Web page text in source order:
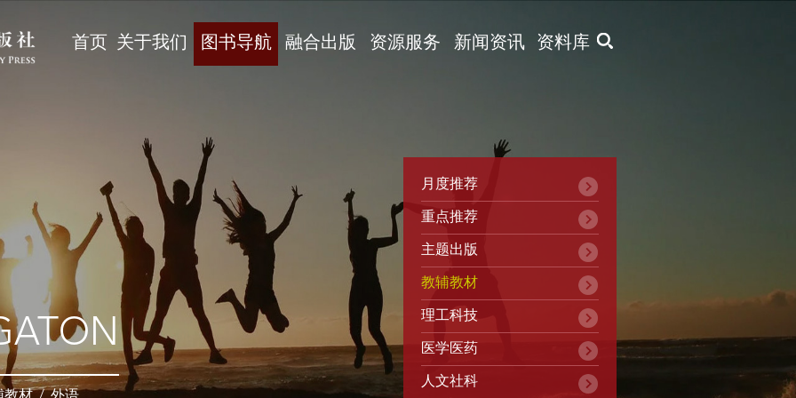
X
首页 关于我们 图书导航 融合出版 资源服务 新闻资讯 资料库
月度推荐
重点推荐
主题出版
教辅教材
理工科技
医学医药
人文社科